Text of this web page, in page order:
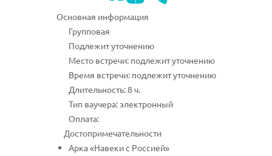
Основная информация
Групповая
Подлежит уточнению
Место встречи: подлежит уточнению
Время встречи: подлежит уточнению
Длительность: 8 ч.
Тип ваучера: электронный
Оплата:
Достопримечательности
Арка «Навеки с Россией»